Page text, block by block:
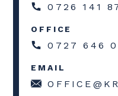
0726 141
OFFICE
0727 646
EMAIL